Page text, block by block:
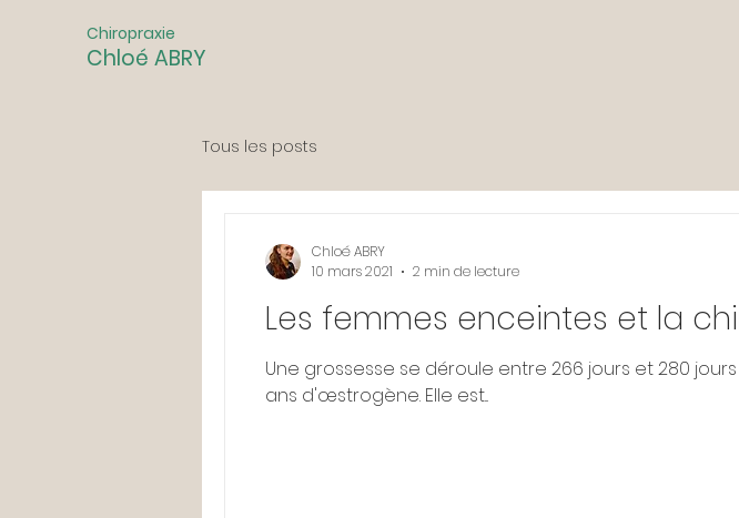
Chiropraxie
Chloé ABRY
Tous les posts
Les femmes enceintes et la
Une grossesse se déroule entre 266 jours et 280
ans d'œstrogène. Elle est...
Chloé ABRY
10 mars 2021
2 min de lecture